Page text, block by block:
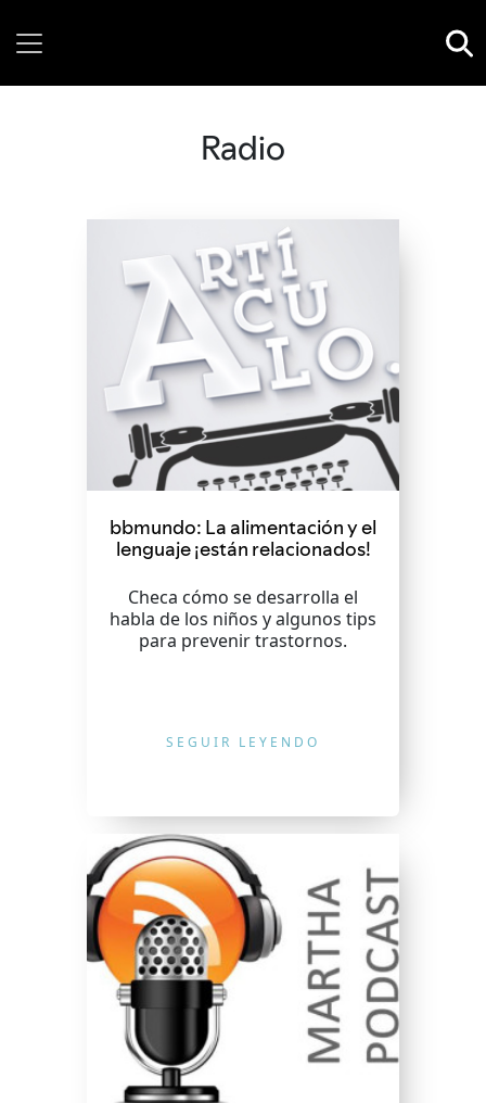
Radio
bbmundo: La alimentación y el
lenguaje ¡están relacionados!
Checa cómo se desarrolla el
habla de los niños y algunos tips
para prevenir trastornos.
SEGUIR LEYENDO